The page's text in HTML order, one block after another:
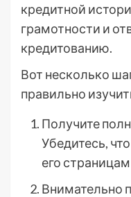
кредитной
грамотности и
кредитованию.
Вот несколько
правильно
Получите
Убедитесь,
его
Внимательно